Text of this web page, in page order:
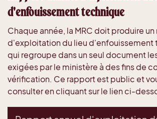
d'enfouissement technique
Chaque année, la MRC doit produire
d'exploitation du lieu d'enfouissement
qui regroupe dans un seul document
exigées par le ministère à des fins de
vérification. Ce rapport est public et
consulter en cliquant sur le lien ci-